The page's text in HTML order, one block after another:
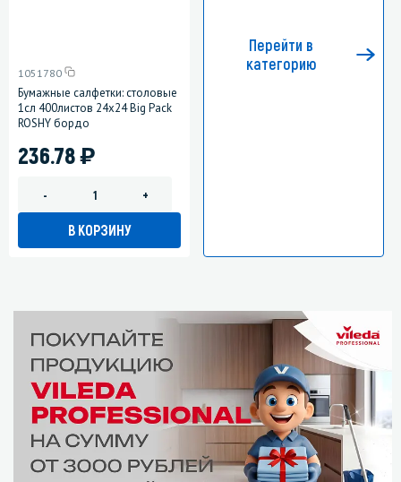
1051780
Бумажные салфетки: столовые
1сл 400листов 24х24 Big Pack
ROSHY бордо
236.78)
- +
В КОРЗИНУ
Перейти в
категорию